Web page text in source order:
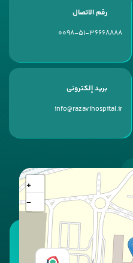
رقم الاتصال
0098-51-36668888
بريد إلكتروني
info@razavihospital.ir
+
−